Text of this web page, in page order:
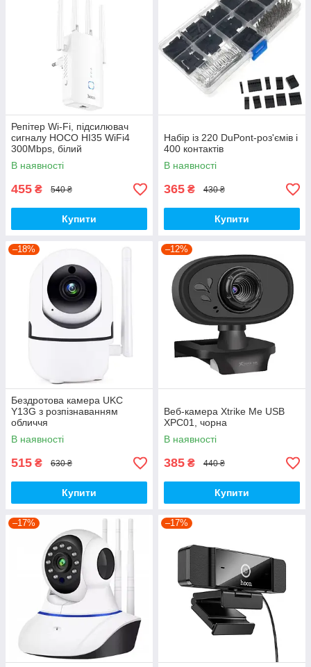
Репітер Wi-Fi, підсилювач
сигналу HOCO HI35 WiFi4
300Mbps, білий
В наявності
455 ₴ 540 ₴
Купити
Набір із 220 DuPont-роз'ємів і
400 контактів
В наявності
365 ₴ 430 ₴
Купити
–18%
Бездротова камера UKC
Y13G з розпізнаванням
обличчя
В наявності
515 ₴ 630 ₴
Купити
–12%
Веб-камера Xtrike Me USB
XPC01, чорна
В наявності
385 ₴ 440 ₴
Купити
–17% –17%